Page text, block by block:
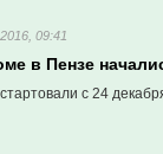
09:41
в Пензе
с 24